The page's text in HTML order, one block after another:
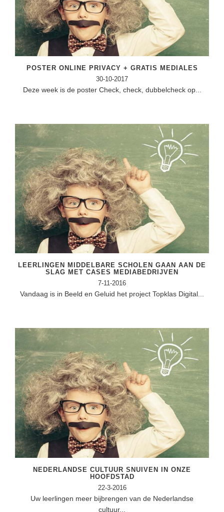
Huiswerkbegeleider worden
POSTER ONLINE PRIVACY + GRATIS MEDIALES
30-10-2017
Deze week is de poster Check, check, dubbelcheck op...
LEERLINGEN MIDDELBARE SCHOLEN GAAN AAN DE
SLAG MET CASES MEDIABEDRIJVEN
7-11-2016
Vandaag is in Beeld en Geluid het project Topklas Digital...
NEDERLANDSE CULTUUR SNUIVEN IN ONZE
HOOFDSTAD
22-3-2016
Uw leerlingen meer bijbrengen van de Nederlandse
cultuur...